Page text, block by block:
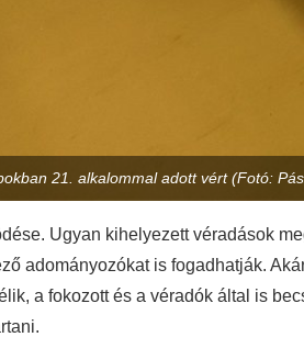
21. alkalommal adott vért (Fotó:
Ugyan kihelyezett véradások
adományozókat is fogadhatják.
a fokozott és a véradók által is